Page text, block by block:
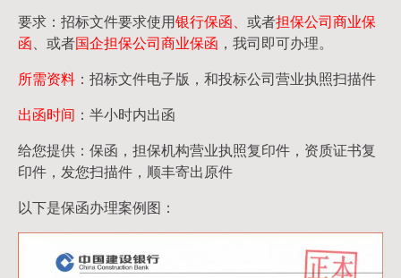
要求：招标文件要求使用银行保函、 或者担保公司商业保
函 、或者国企担保公司商业保函 ，我司即可办理。
所需资料 ：招标文件电子版，和投标公司营业执照扫描件
出函时间 ：半小时内出函
给您提供：保函，担保机构营业执照复印件，资质证书复
印件，发您扫描件，顺丰寄出原件
以下是保函办理案例图：